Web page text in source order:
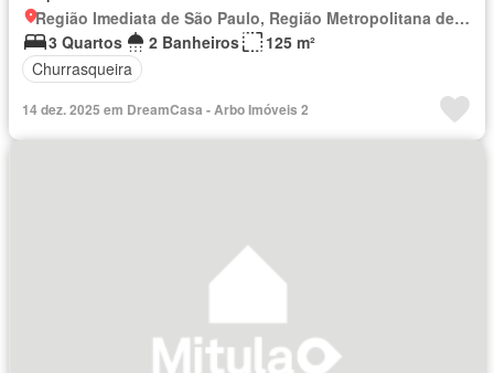
Região Imediata de São Paulo, Região Metropolitana de São Paulo
3 Quartos
2 Banheiros
125 m²
Churrasqueira
14 dez. 2025 em DreamCasa - Arbo Imóveis 2